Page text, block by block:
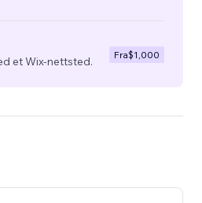
et Wix-nettsted.
Fra$1,000